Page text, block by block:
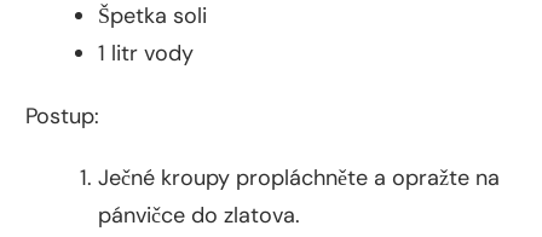
Špetka soli
1 litr vody
Postup:
Ječné kroupy propláchněte a opražte na
pánvičce do zlatova.